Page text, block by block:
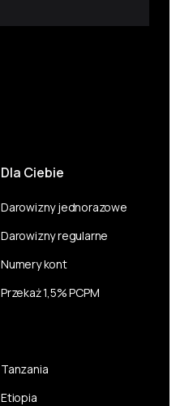
Dla Ciebie
Darowizny jednorazowe
Darowizny regularne
Numery kont
Przekaż 1,5% PCPM
Tanzania
Etiopia